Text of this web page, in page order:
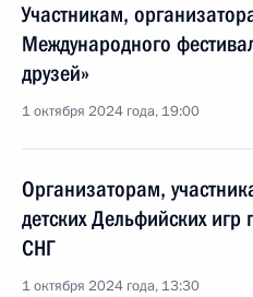
Участникам,
Международного
друзей»
1 октября 2024 года, 19:00
Организаторам,
детских Дельфийских игр
СНГ
1 октября 2024 года, 13:30